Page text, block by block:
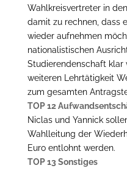
Wahlkreisvertreter in
damit zu rechnen, dass
wieder aufnehmen
nationalistischen
Studierendenschaft klar
weiteren Lehrtätigkeit
zum gesamten
TOP 12
Niclas und Yannick
Wahlleitung der
Euro entlohnt werden.
TOP 13 Sonstiges